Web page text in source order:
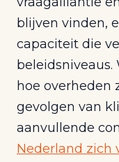
blijven vinden,
capaciteit die
hoe overheden
gevolgen van
aanvullende
Nederland zich